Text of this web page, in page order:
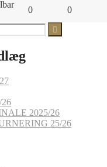
0 0
2025/26
25/26